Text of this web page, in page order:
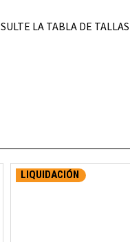
LA TABLA DE
LIQUIDACIÓN